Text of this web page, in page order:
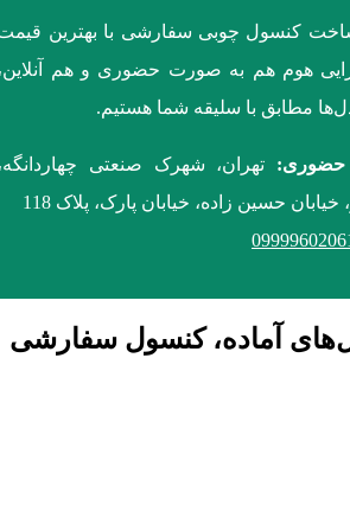
کنسول چوبی سفارشی با بهترین
هوم هم به صورت حضوری و هم
مطابق با سلیقه شما هستیم.
حضوری: تهران، شهرک صنعتی
حسین زاده، خیابان پارک، پلاک 118
آماده، کنسول سفارشی